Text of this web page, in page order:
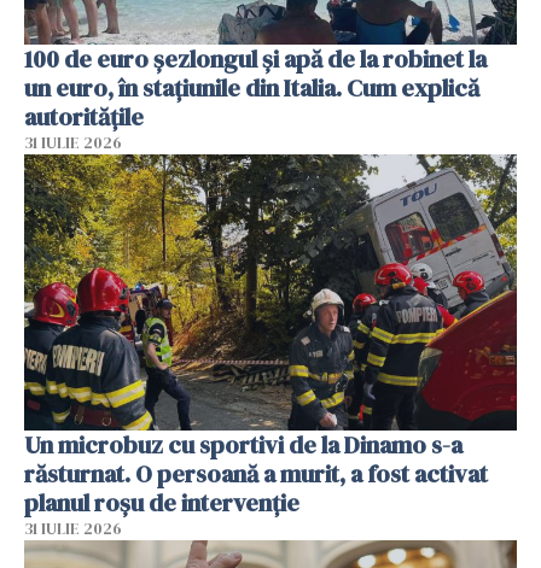
100 de euro șezlongul și apă de la robinet la
un euro, în stațiunile din Italia. Cum explică
autoritățile
31 IULIE 2026
Un microbuz cu sportivi de la Dinamo s-a
răsturnat. O persoană a murit, a fost activat
planul roșu de intervenție
31 IULIE 2026